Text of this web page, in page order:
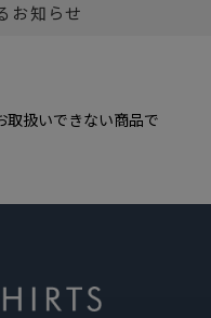
お知らせ
取扱いできない商品で